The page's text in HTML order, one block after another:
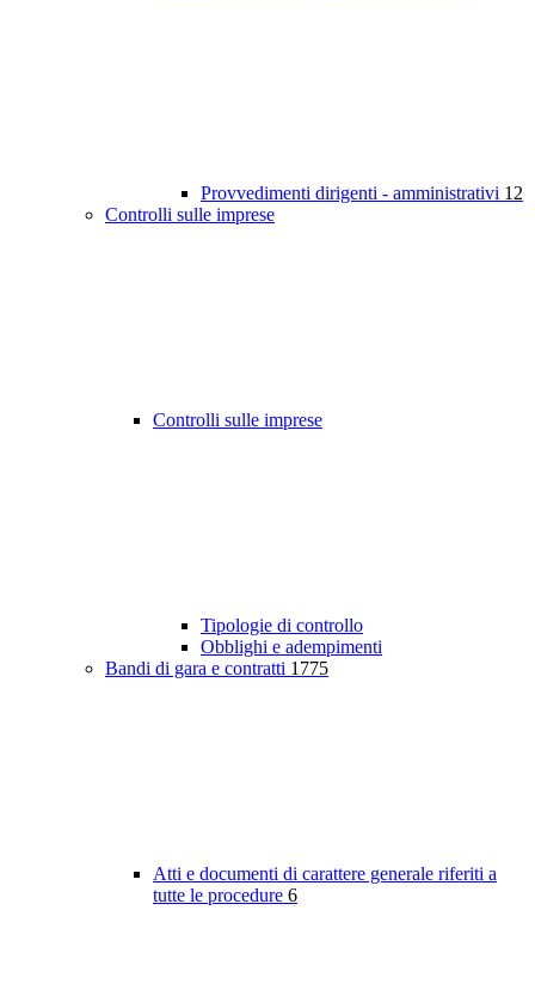
Provvedimenti dirigenti - amministrativi 12
Controlli sulle imprese
Controlli sulle imprese
Tipologie di controllo
Obblighi e adempimenti
Bandi di gara e contratti 1775
Atti e documenti di carattere generale riferiti a
tutte le procedure 6